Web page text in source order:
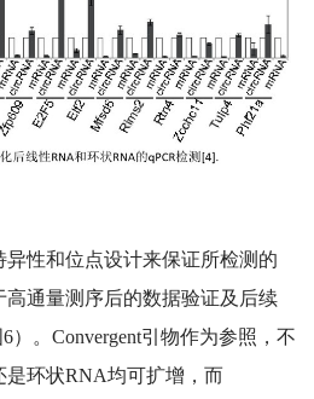
异性和位点设计来保证所检测的
通量测序后的数据验证及后续
）。Convergent引物作为参照，不
环状RNA均可扩增，而